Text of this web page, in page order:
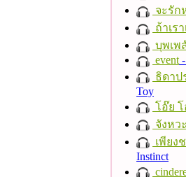
จะรัก
ถ้าเร
บุพเพ
event
ธิดาป
Toy
โอ๊ย
จังหว
เพียง
Instinct